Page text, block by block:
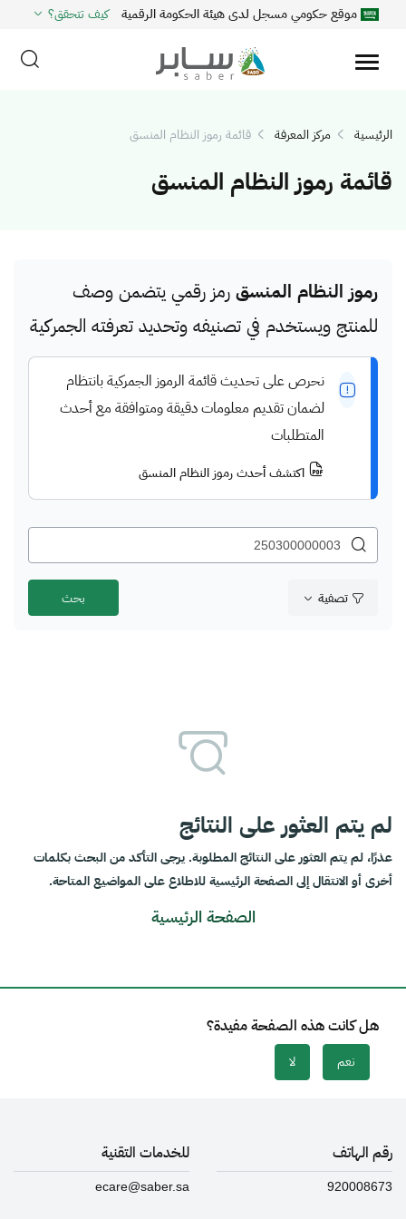
موقع حكومي مسجل لدى هيئة الحكومة الرقمية كيف تتحقق؟
الرئيسية مركز المعرفة قائمة رموز النظام المنسق
قائمة رموز النظام المنسق
رموز النظام المنسق رمز رقمي يتضمن وصف
للمنتج ويستخدم في تصنيفه وتحديد تعرفته الجمركية
نحرص على تحديث قائمة الرموز الجمركية بانتظام
لضمان تقديم معلومات دقيقة ومتوافقة مع أحدث
المتطلبات
اكتشف أحدث رموز النظام المنسق
تصفية
لم يتم العثور على النتائج
عذرًا، لم يتم العثور على النتائج المطلوبة. يرجى التأكد من البحث بكلمات
أخرى أو الانتقال إلى الصفحة الرئيسية للاطلاع على المواضيع المتاحة.
الصفحة الرئيسية
هل كانت هذه الصفحة مفيدة؟
نعم لا
رقم الهاتف
920008673
للخدمات التقنية
ecare@saber.sa